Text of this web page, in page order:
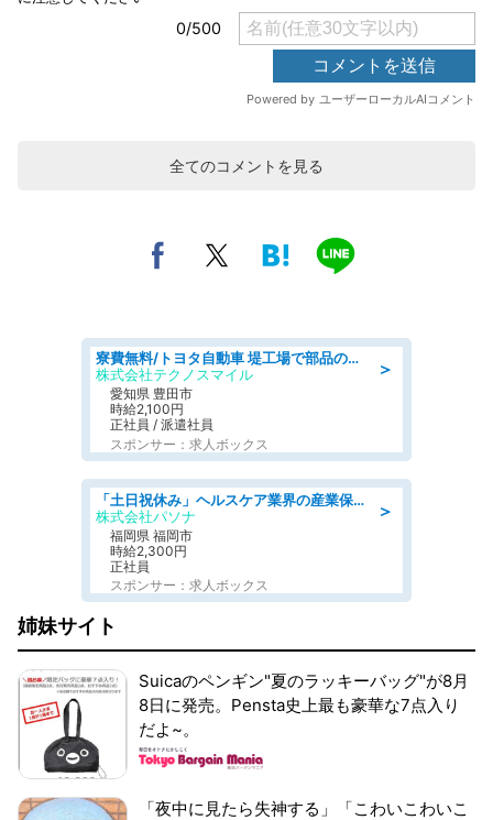
全てのコメントを見る
＞
寮費無料/トヨタ自動車 堤工場で部品の組立製造/tutumi
株式会社テクノスマイル
愛知県 豊田市
時給2,100円
正社員 / 派遣社員
スポンサー：求人ボックス
＞
「土日祝休み」ヘルスケア業界の産業保健師/高時給/未経験OK/要資格:保健師、正看護師
株式会社パソナ
福岡県 福岡市
時給2,300円
正社員
スポンサー：求人ボックス
姉妹サイト
Suicaのペンギン"夏のラッキーバッグ"が8月
8日に発売。Pensta史上最も豪華な7点入り
だよ~。
「夜中に見たら失神する」「こわいこわいこ